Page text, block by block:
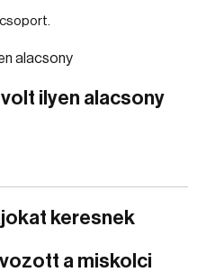
ilyen alacsony
keresnek
a miskolci